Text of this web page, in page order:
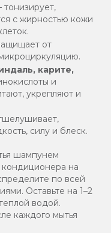
с жирностью кожи
от
карите,
и
укрепляют и
силу и блеск.
шампунем
на
по всей
Оставьте на 1–2
водой.
каждого мытья